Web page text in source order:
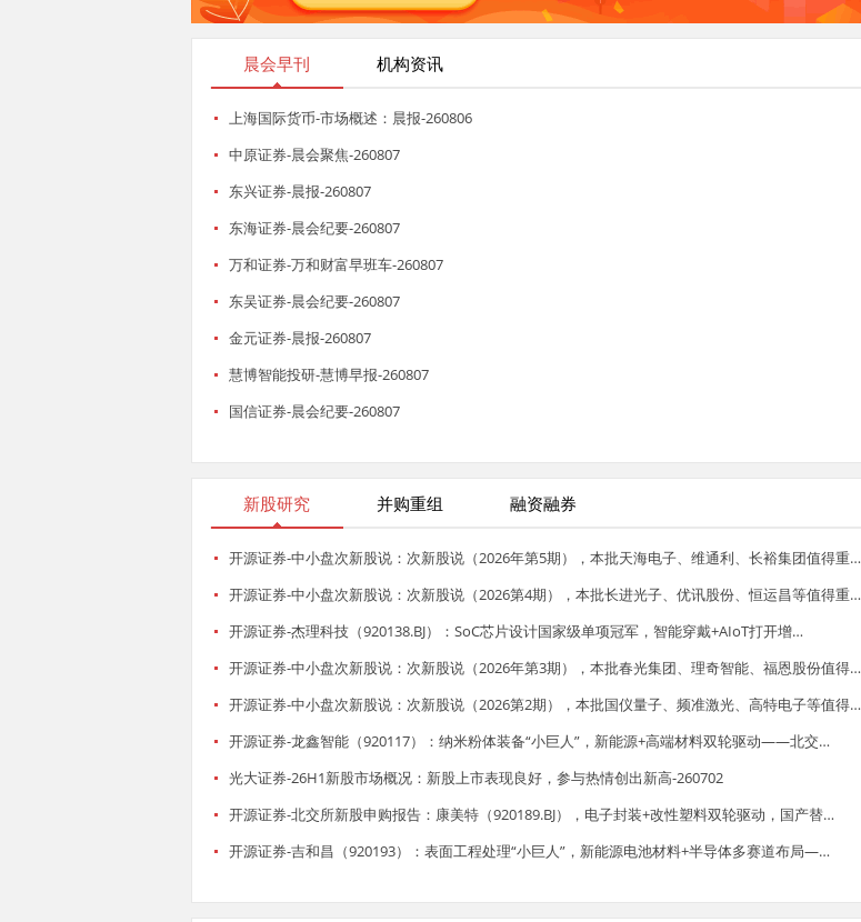
晨会早刊 机构资讯
上海国际货币-市场概述：晨报-260806
中原证券-晨会聚焦-260807
东兴证券-晨报-260807
东海证券-晨会纪要-260807
万和证券-万和财富早班车-260807
东吴证券-晨会纪要-260807
金元证券-晨报-260807
慧博智能投研-慧博早报-260807
国信证券-晨会纪要-260807
新股研究 并购重组 融资融券
开源证券-中小盘次新股说：次新股说（2026年第5期），本批天海电子、维通利、长裕集团值得重…
开源证券-中小盘次新股说：次新股说（2026第4期），本批长进光子、优讯股份、恒运昌等值得重…
开源证券-杰理科技（920138.BJ）：SoC芯片设计国家级单项冠军，智能穿戴+AIoT打开增…
开源证券-中小盘次新股说：次新股说（2026年第3期），本批春光集团、理奇智能、福恩股份值得…
开源证券-中小盘次新股说：次新股说（2026第2期），本批国仪量子、频准激光、高特电子等值得…
开源证券-龙鑫智能（920117）：纳米粉体装备“小巨人”，新能源+高端材料双轮驱动——北交…
光大证券-26H1新股市场概况：新股上市表现良好，参与热情创出新高-260702
开源证券-北交所新股申购报告：康美特（920189.BJ），电子封装+改性塑料双轮驱动，国产替…
开源证券-吉和昌（920193）：表面工程处理“小巨人”，新能源电池材料+半导体多赛道布局—…